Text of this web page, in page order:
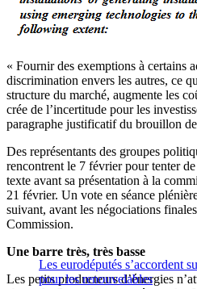
« Fournir des exemptions à certains
discrimination envers les autres, ce
structure du marché, augmente les
crée de l’incertitude pour les
paragraphe justificatif du brouillon
Des représentants des groupes
rencontrent le 7 février pour tenter
texte avant sa présentation à la
21 février. Un vote en séance
suivant, avant les négociations
Commission.
Les eurodéputés s’accordent
pour les renouvelables
Une barre très, très basse
Les petits producteurs d’énergies